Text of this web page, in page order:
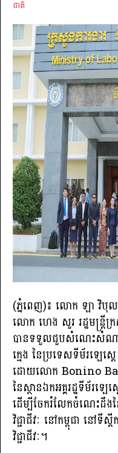
ជាតិ
(ភ្នំពេញ)៖ លោក ឡា វិបុល
លោក ហេង សួរ រដ្ឋមន្ត្រីក្
បានទទួលជួបសំណេះសំណា
ក្មេង នៃប្រទេសទីម័រឡេ
ដោយលោក Bonino
នៃស្ថានឯកអគ្គរដ្ឋទីម័រឡេ
ដើម្បីចែករំលែកចំណេះដឹង
វិជ្ជាជីវៈ នៅកម្ពុជា នៅទី
វិជ្ជាជីវៈ។